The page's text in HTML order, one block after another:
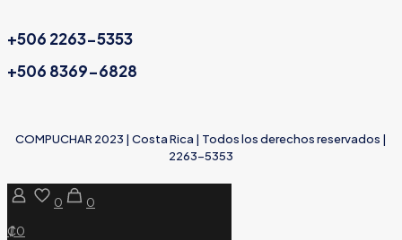
+506 2263-5353
+506 8369-6828
COMPUCHAR 2023 | Costa Rica | Todos los derechos reservados |
2263-5353
0
0
₡0